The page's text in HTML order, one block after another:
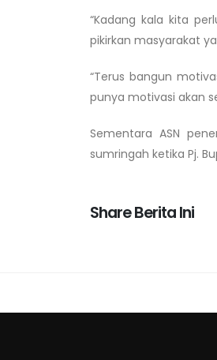
“Kadang kala kita
pikirkan masyarakat
“Terus bangun
punya motivasi akan
Sementara ASN
sumringah ketika Pj.
Share Berita Ini